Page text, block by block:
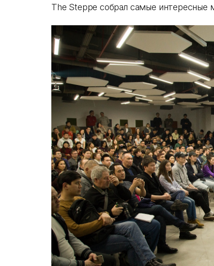
The Steppe собрал самые интересные